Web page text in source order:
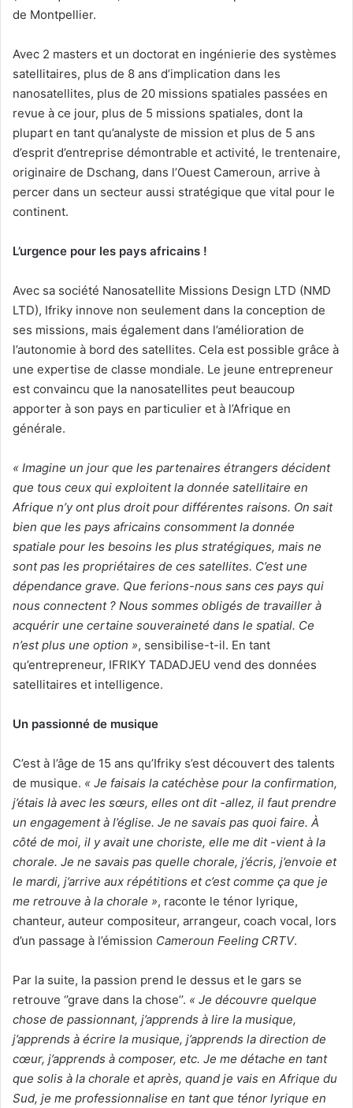
de Montpellier.
Avec 2 masters et un doctorat en ingénierie des systèmes
satellitaires, plus de 8 ans d’implication dans les
nanosatellites, plus de 20 missions spatiales passées en
revue à ce jour, plus de 5 missions spatiales, dont la
plupart en tant qu’analyste de mission et plus de 5 ans
d’esprit d’entreprise démontrable et activité, le trentenaire,
originaire de Dschang, dans l’Ouest Cameroun, arrive à
percer dans un secteur aussi stratégique que vital pour le
continent.
L’urgence pour les pays africains !
Avec sa société Nanosatellite Missions Design LTD (NMD
LTD), Ifriky innove non seulement dans la conception de
ses missions, mais également dans l’amélioration de
l’autonomie à bord des satellites. Cela est possible grâce à
une expertise de classe mondiale. Le jeune entrepreneur
est convaincu que la nanosatellites peut beaucoup
apporter à son pays en particulier et à l’Afrique en
générale.
« Imagine un jour que les partenaires étrangers décident
que tous ceux qui exploitent la donnée satellitaire en
Afrique n’y ont plus droit pour différentes raisons. On sait
bien que les pays africains consomment la donnée
spatiale pour les besoins les plus stratégiques, mais ne
sont pas les propriétaires de ces satellites. C’est une
dépendance grave. Que ferions-nous sans ces pays qui
nous connectent ? Nous sommes obligés de travailler à
acquérir une certaine souveraineté dans le spatial. Ce
n’est plus une option », sensibilise-t-il. En tant
qu’entrepreneur, IFRIKY TADADJEU vend des données
satellitaires et intelligence.
Un passionné de musique
C’est à l’âge de 15 ans qu’Ifriky s’est découvert des talents
de musique. « Je faisais la catéchèse pour la confirmation,
j’étais là avec les sœurs, elles ont dit -allez, il faut prendre
un engagement à l’église. Je ne savais pas quoi faire. À
côté de moi, il y avait une choriste, elle me dit -vient à la
chorale. Je ne savais pas quelle chorale, j’écris, j’envoie et
le mardi, j’arrive aux répétitions et c’est comme ça que je
me retrouve à la chorale », raconte le ténor lyrique,
chanteur, auteur compositeur, arrangeur, coach vocal, lors
d’un passage à l’émission Cameroun Feeling CRTV.
Par la suite, la passion prend le dessus et le gars se
retrouve ‘’grave dans la chose’’. « Je découvre quelque
chose de passionnant, j’apprends à lire la musique,
j’apprends à écrire la musique, j’apprends la direction de
cœur, j’apprends à composer, etc. Je me détache en tant
que solis à la chorale et après, quand je vais en Afrique du
Sud, je me professionnalise en tant que ténor lyrique en